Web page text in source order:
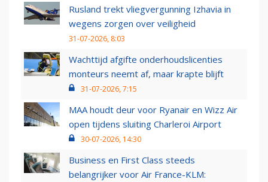
Rusland trekt vliegvergunning Izhavia in
wegens zorgen over veiligheid
31-07-2026, 8:03
Wachttijd afgifte onderhoudslicenties
monteurs neemt af, maar krapte blijft
31-07-2026, 7:15
MAA houdt deur voor Ryanair en Wizz Air
open tijdens sluiting Charleroi Airport
30-07-2026, 14:30
Business en First Class steeds
belangrijker voor Air France-KLM: